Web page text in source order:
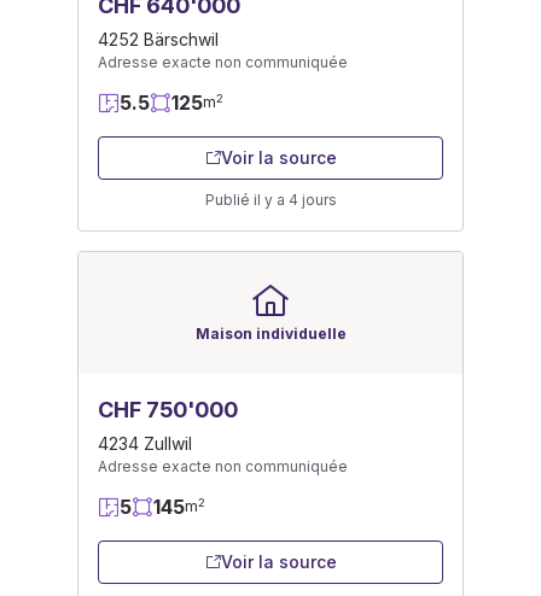
CHF 640'000
4252 Bärschwil
Adresse exacte non communiquée
5.5 125m2
Voir la source
Publié il y a 4 jours
Maison individuelle
CHF 750'000
4234 Zullwil
Adresse exacte non communiquée
5 145m2
Voir la source